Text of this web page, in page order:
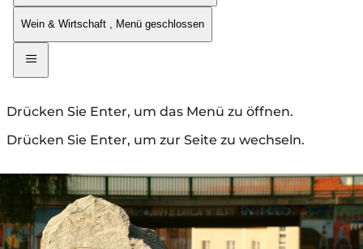
Wein & Wirtschaft , Menü geschlossen
Drücken Sie Enter, um das Menü zu öffnen.
Drücken Sie Enter, um zur Seite zu wechseln.